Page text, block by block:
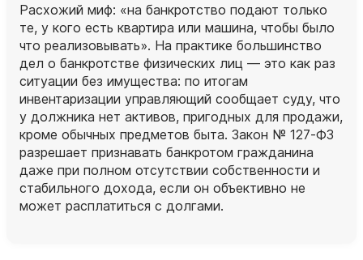
Расхожий миф: «на банкротство подают только
те, у кого есть квартира или машина, чтобы было
что реализовывать». На практике большинство
дел о банкротстве физических лиц — это как раз
ситуации без имущества: по итогам
инвентаризации управляющий сообщает суду, что
у должника нет активов, пригодных для продажи,
кроме обычных предметов быта. Закон № 127‑ФЗ
разрешает признавать банкротом гражданина
даже при полном отсутствии собственности и
стабильного дохода, если он объективно не
может расплатиться с долгами.